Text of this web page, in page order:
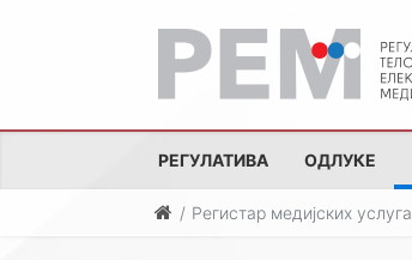
РЕГУЛАТИВА ОДЛУКЕ
Регистар медијских услуга